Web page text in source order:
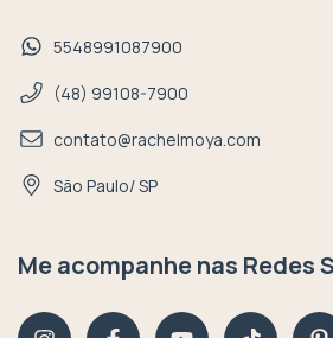
5548991087900
(48) 99108-7900
contato@rachelmoya.com
São Paulo/ SP
Me acompanhe nas Redes